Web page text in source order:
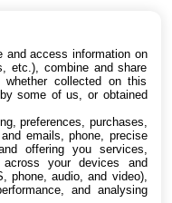
and access information on
etc.), combine and share
collected on this
some of us, or obtained
preferences, purchases,
emails, phone, precise
offering you services,
your devices and
phone, audio, and video),
and analysing